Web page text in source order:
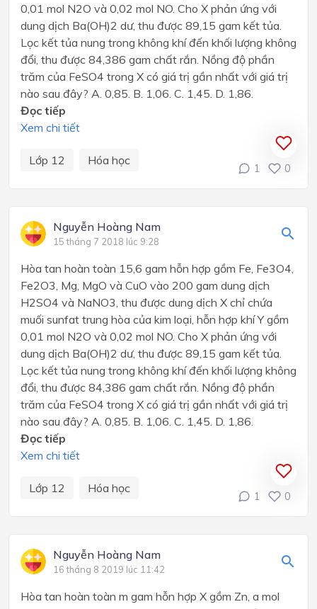
0,01 mol N2O và 0,02 mol NO. Cho X phản ứng với
dung dịch Ba(OH)2 dư, thu được 89,15 gam kết tủa.
Lọc kết tủa nung trong không khí đến khối lượng không
đổi, thu được 84,386 gam chất rắn. Nồng độ phần
trăm của FeSO4 trong X có giá trị gần nhất với giá trị
nào sau đây? A. 0,85. B. 1,06. C. 1,45. D. 1,86.
Đọc tiếp
Xem chi tiết
Lớp 12 Hóa học
1 0
Nguyễn Hoàng Nam
15 tháng 7 2018 lúc 9:28
Hòa tan hoàn toàn 15,6 gam hỗn hợp gồm Fe, Fe3O4,
Fe2O3, Mg, MgO và CuO vào 200 gam dung dịch
H2SO4 và NaNO3, thu được dung dịch X chỉ chứa
muối sunfat trung hòa của kim loại, hỗn hợp khí Y gồm
0,01 mol N2O và 0,02 mol NO. Cho X phản ứng với
dung dịch Ba(OH)2 dư, thu được 89,15 gam kết tủa.
Lọc kết tủa nung trong không khí đến khối lượng không
đổi, thu được 84,386 gam chất rắn. Nồng độ phần
trăm của FeSO4 trong X có giá trị gần nhất với giá trị
nào sau đây? A. 0,85. B. 1,06. C. 1,45. D. 1,86.
Đọc tiếp
Xem chi tiết
Lớp 12 Hóa học
1 0
Nguyễn Hoàng Nam
16 tháng 8 2019 lúc 11:42
Hòa tan hoàn toàn m gam hỗn hợp X gồm Zn, a mol